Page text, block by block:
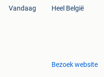
Vandaag Heel België
Bezoek website